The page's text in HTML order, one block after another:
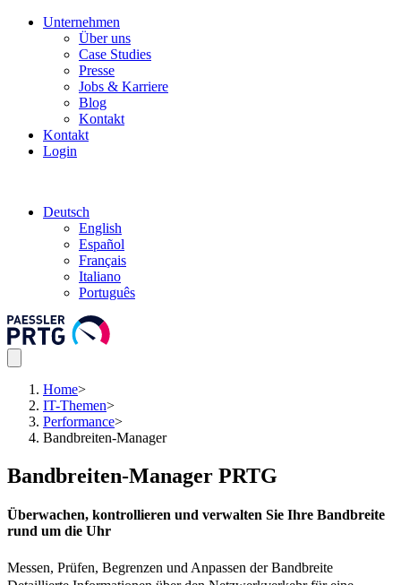
Unternehmen
Über uns
Case Studies
Presse
Jobs & Karriere
Blog
Kontakt
Kontakt
Login
Deutsch
English
Español
Français
Italiano
Português
Home>
IT-Themen>
Performance>
Bandbreiten-Manager
Bandbreiten-Manager PRTG
Überwachen, kontrollieren und verwalten Sie Ihre Bandbreite
rund um die Uhr
Messen, Prüfen, Begrenzen und Anpassen der Bandbreite